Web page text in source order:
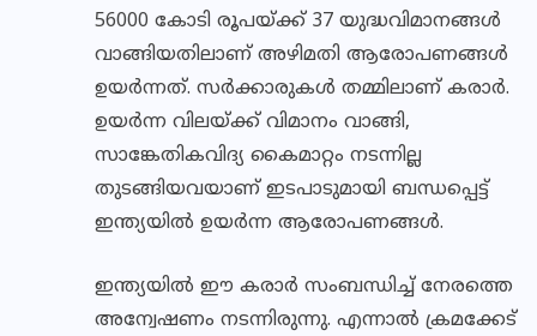
56000 കോടി രൂപയ്ക്ക് 37 യുദ്ധവിമാനങ്ങള്‍
വാങ്ങിയതിലാണ് അഴിമതി ആരോപണങ്ങള്‍
ഉയര്‍ന്നത്. സര്‍ക്കാരുകള്‍ തമ്മിലാണ് കരാര്‍.
ഉയര്‍ന്ന വിലയ്ക്ക് വിമാനം വാങ്ങി,
സാങ്കേതികവിദ്യ കൈമാറ്റം നടന്നില്ല
തുടങ്ങിയവയാണ് ഇടപാടുമായി ബന്ധപ്പെട്ട്
ഇന്ത്യയില്‍ ഉയര്‍ന്ന ആരോപണങ്ങള്‍.
ഇന്ത്യയില്‍ ഈ കരാര്‍ സംബന്ധിച്ച് നേരത്തെ
അന്വേഷണം നടന്നിരുന്നു. എന്നാല്‍ ക്രമക്കേട്